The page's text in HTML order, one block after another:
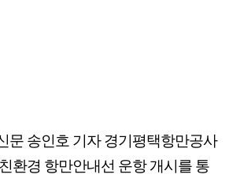
문 송인호 기자 경기평택항만공사
환경 항만안내선 운항 개시를 통